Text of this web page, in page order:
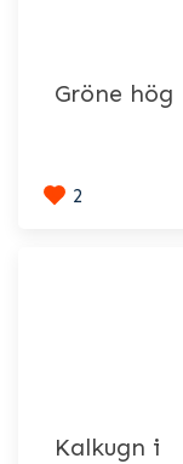
Gröne hög
2
Kalkugn i